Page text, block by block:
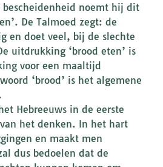
bescheidenheid noemt hij dit
De Talmoed zegt: de
en doet veel, bij de slechte
uitdrukking ‘brood eten’ is
voor een maaltijd
‘brood’ is het algemene
Hebreeuws in de eerste
het denken. In het hart
en maakt men
dus bedoelen dat de